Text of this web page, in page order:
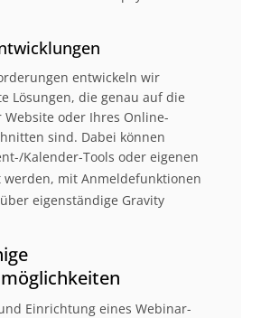
entwickeln wir
Lösungen, die genau auf die
oder Ihres Online-
sind. Dabei können
Kalender-Tools oder eigenen
werden, mit Anmeldefunktionen
eigenständige Gravity
Einrichtung eines Webinar-